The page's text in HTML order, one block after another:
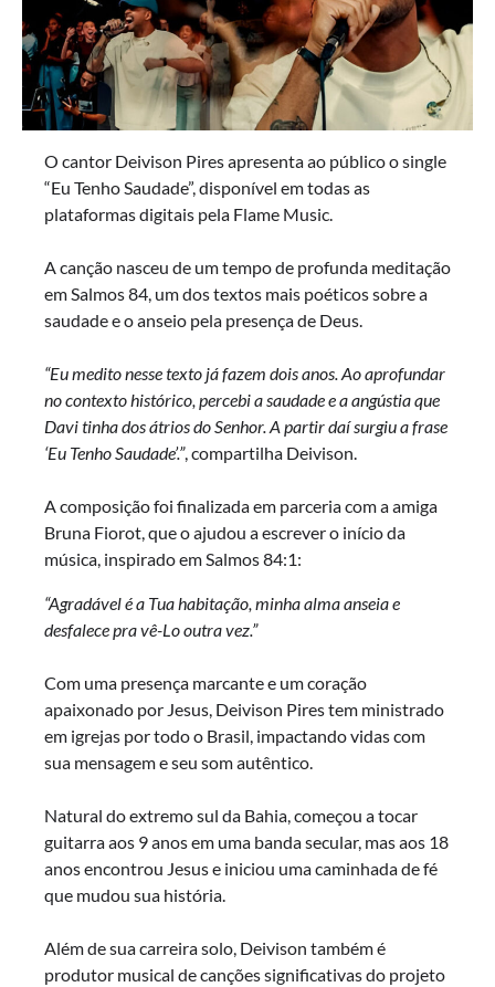
O cantor Deivison Pires apresenta ao público o single
“Eu Tenho Saudade”, disponível em todas as
plataformas digitais pela Flame Music.
A canção nasceu de um tempo de profunda meditação
em Salmos 84, um dos textos mais poéticos sobre a
saudade e o anseio pela presença de Deus.
“Eu medito nesse texto já fazem dois anos. Ao aprofundar
no contexto histórico, percebi a saudade e a angústia que
Davi tinha dos átrios do Senhor. A partir daí surgiu a frase
‘Eu Tenho Saudade’.”, compartilha Deivison.
A composição foi finalizada em parceria com a amiga
Bruna Fiorot, que o ajudou a escrever o início da
música, inspirado em Salmos 84:1:
“Agradável é a Tua habitação, minha alma anseia e
desfalece pra vê-Lo outra vez.”
Com uma presença marcante e um coração
apaixonado por Jesus, Deivison Pires tem ministrado
em igrejas por todo o Brasil, impactando vidas com
sua mensagem e seu som autêntico.
Natural do extremo sul da Bahia, começou a tocar
guitarra aos 9 anos em uma banda secular, mas aos 18
anos encontrou Jesus e iniciou uma caminhada de fé
que mudou sua história.
Além de sua carreira solo, Deivison também é
produtor musical de canções significativas do projeto